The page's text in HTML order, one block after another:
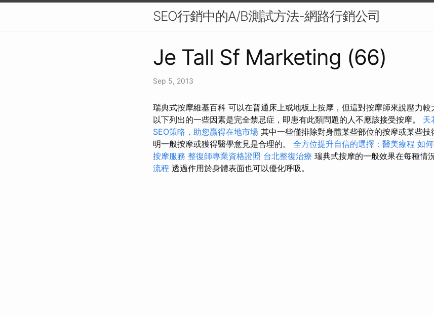
SEO行銷中的A/B測試方法-網路行銷公司
Je Tall Sf Marketing (66)
Sep 5, 2013
瑞典式按摩維基百科 可以在普通床上或地板上按摩，但這對按摩師來說壓力較
以下列出的一些因素是完全禁忌症，即患有此類問題的人不應該接受按摩。 天
SEO策略，助您贏得在地市場 其中一些僅排除對身體某些部位的按摩或某些
明一般按摩或獲得醫學意見是合理的。 全方位提升自信的選擇：醫美療程 如
按摩服務 整復師專業資格證照 台北整復治療 瑞典式按摩的一般效果在每種情
流程 透過作用於身體表面也可以優化呼吸。